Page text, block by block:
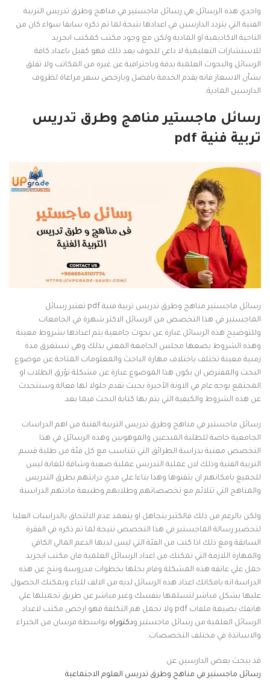
واحدي هذه الرسائل هي رسائل ماجستير في مناهج وطرق تدريس التربية
الفنية التي يتردد الدارسين في اعدادها نتيجة لما تم ذكره سابقا سواء كان من
الناحية الاكاديمية او المادية ولكن مع وجود مكتب كمكتب ابجريد
للاستشارات التعليمية لا داعي للخوف بعد ذلك فهو كفيل باعداد كافة
الرسائل والبحوث العلمية بدقة وباحترافية عن غيره من المكاتب ولا تقلق
بشأن الاسعار فانه يقدم الخدمة بافضل وبارخص سعر مراعاة لظروف
الدارسين المادية.
رسائل ماجستير مناهج وطرق تدريس
تربية فنية pdf
رسائل ماجستير مناهج وطرق تدريس تربية فنية pdf تعتبر رسائل
الماجستير في هذا التخصص من الرسائل الاكثر شهرة في الجامعات
وللتوضيح هذه الرسائل عبارة عن بحوث جامعية يتم اعدادها بشروط معينة
وهذه الشروط يضعها مجلس الجامعة المعني بذلك وهي تستغرق مدة
زمنية معينة تختلف باختلاف مهارة الباحث والمعلومات المتاحة عن موضوع
البحث والمفترض ان يكون هذا الموضوع عبارة عن مشكلة تؤرق الطلاب او
المجتمع بوجه عام في الاونة الآخيرة بحيث تقدم حلولا لها فعالة وسنتحدث
عن هذه الشروط والكيفية التي يتم بها كتابة البحث فيما بعد.
رسائل ماجستير في مناهج وطرق تدريس التربية الفنية من اهم الدراسات
الجامعية خاصة للطلبة المبدعين والموهوبين وهذه الرسائل في هذا
التخصص معنية بدراسة الطرائق التي تتناسب مع كل فئة من طلبة قسم
التربية الفنية وذلك لان عملية التدريس عملية صعبة وشاقة للغاية ليس
للجميع بامكانهم ان يتقنوها وهذا بناءا علي مدي درايتهم بطرق التدريس
والمناهج التي تتلائم مع تخصصاتهم وطلابهم وطبيعة مادتهم الدراسية
ولكن بالرغم من ذلك فالكثير يتجاهل او يتعمد عدم الالتحاق بالدراسات العليا
لتحضير رسالة الماجستير في هذا التخصص نتيجة لما تم ذكره في الفقرة
السابقة ومع ذلك اذا كنت من الفئة التي ليس لديها الدعم المالي الكافي
والمهارة اللازمة التي تمكنك من اعداد الرسائل العلمية فان مكتب ابجريد
حمل علي عاتقه هذه المشكلة وقام بحلها بخطوات مدروسة ونتج عن هذه
الدراسة انه بامكانك اعداد هذه الرسائل لديه من الالف للياء ويمكنك الحصول
عليها بشكل مباشر لتسلمها بنفسك وغير مباشر عن طريق تحميلها علي
هاتفك بصيغة ملفات pdf ولا تحمل هم التكلفة فهو ارخص مكتب لاعداد
الرسائل العلمية من رسائل ماجستير ودكتوراه بواسطة فرسان من الخبراء
والاساتذة في مختلف التخصصات.
قد يبحث بعض الدارسين عن
رسائل ماجستير في مناهج وطرق تدريس العلوم الاجتماعية